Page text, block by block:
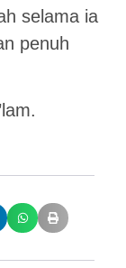
selama ia
penuh